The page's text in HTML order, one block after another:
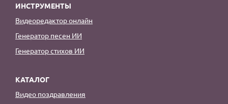
ИНСТРУМЕНТЫ
Видеоредактор онлайн
Генератор песен ИИ
Генератор стихов ИИ
КАТАЛОГ
Видео поздравления